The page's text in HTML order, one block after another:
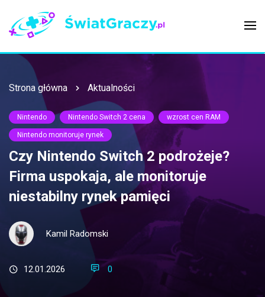
Strona główna Aktualności
Nintendo Nintendo Switch 2 cena wzrost cen RAM
Nintendo monitoruje rynek
Czy Nintendo Switch 2 podrożeje?
Firma uspokaja, ale monitoruje
niestabilny rynek pamięci
Kamil Radomski
12.01.2026 0